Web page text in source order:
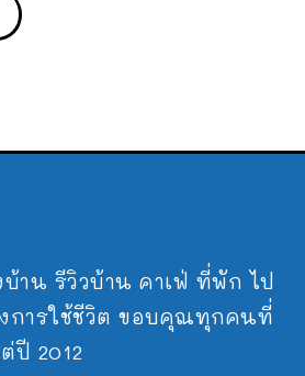
าน รีวิวบ้าน คาเฟ่ ที่พัก ไป
การใช้ชีวิต ขอบคุณทุกคนที่
ปี 2012